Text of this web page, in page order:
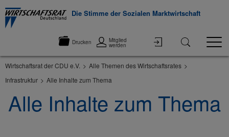
Die Stimme der Sozialen Marktwirtschaft
Drucken Mitglied
werden
Wirtschaftsrat der CDU e.V.
Alle Themen des Wirtschaftsrates
Infrastruktur
Alle Inhalte zum Thema
Alle Inhalte zum Thema